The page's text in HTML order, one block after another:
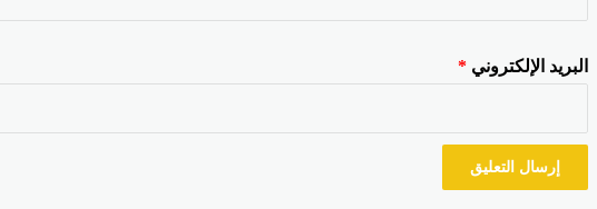
البريد الإلكتروني *